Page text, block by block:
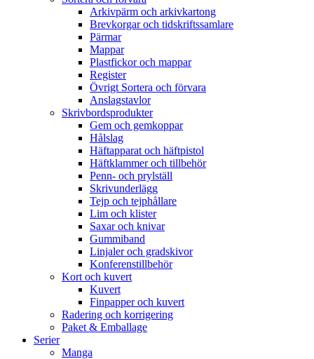
Arkivpärm och arkivkartong
Brevkorgar och tidskriftssamlare
Pärmar
Mappar
Plastfickor och mappar
Register
Övrigt Sortera och förvara
Anslagstavlor
Skrivbordsprodukter
Gem och gemkoppar
Hålslag
Häftapparat och häftpistol
Häftklammer och tillbehör
Penn- och prylställ
Skrivunderlägg
Tejp och tejphållare
Lim och klister
Saxar och knivar
Gummiband
Linjaler och gradskivor
Konferenstillbehör
Kort och kuvert
Kuvert
Finpapper och kuvert
Radering och korrigering
Paket & Emballage
Serier
Manga